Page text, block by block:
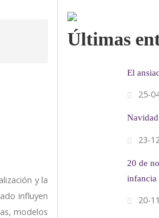
y la
influyen
modelos
Últimas
El
25-
23-
20 de
infancia
20-